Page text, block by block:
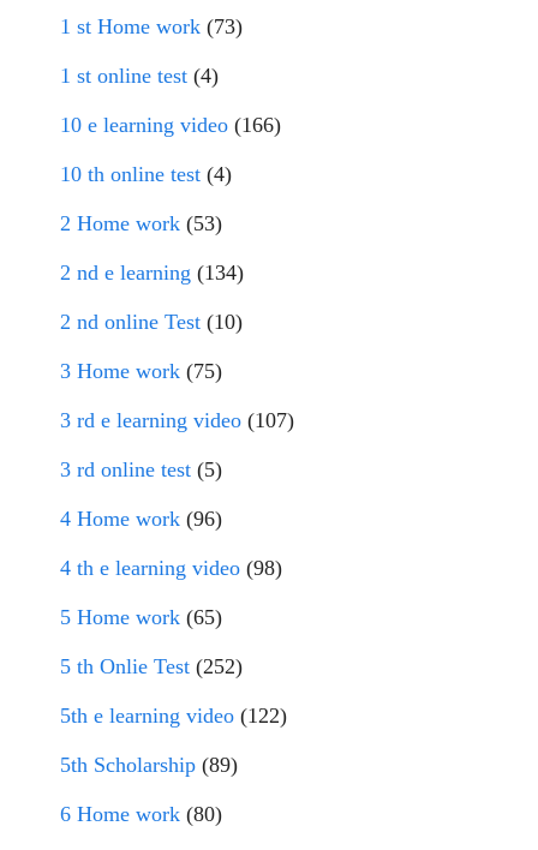
1 st Home work (73)
1 st online test (4)
10 e learning video (166)
10 th online test (4)
2 Home work (53)
2 nd e learning (134)
2 nd online Test (10)
3 Home work (75)
3 rd e learning video (107)
3 rd online test (5)
4 Home work (96)
4 th e learning video (98)
5 Home work (65)
5 th Onlie Test (252)
5th e learning video (122)
5th Scholarship (89)
6 Home work (80)